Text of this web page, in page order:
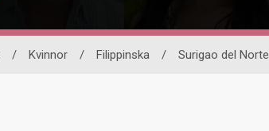
/ Kvinnor / Filippinska / Surigao del Norte